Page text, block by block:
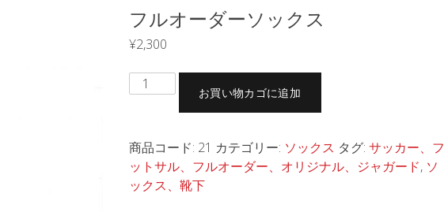
フルオーダーソックス
¥2,300
ル
ー
ダ
ー
ソ
お買い物カゴに追加
商品コード: 21 カテゴリー: ソックス タグ:サッカー、フ
ットサル、フルオーダー、オリジナル、ジャガード, ソ
ックス、靴下